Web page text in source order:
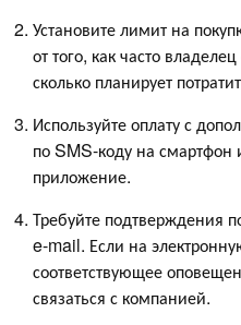
Установите лимит на
от того, как часто
сколько планирует
Используйте оплату с
по SMS-коду на смартфон
приложение.
Требуйте подтверждения
e-mail. Если на
соответствующее
связаться с компанией.